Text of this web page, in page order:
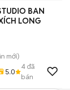
BAN
LONG
mới)
5.0
4đã
bán